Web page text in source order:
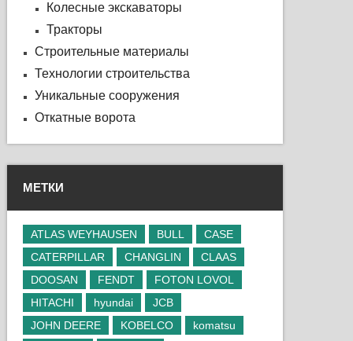
Колесные экскаваторы
Тракторы
Строительные материалы
Технологии строительства
Уникальные сооружения
Откатные ворота
МЕТКИ
ATLAS WEYHAUSEN BULL
CASE
CATERPILLAR
CHANGLIN
CLAAS
DOOSAN
FENDT
FOTON LOVOL
HITACHI
hyundai
JCB
JOHN DEERE
KOBELCO
komatsu